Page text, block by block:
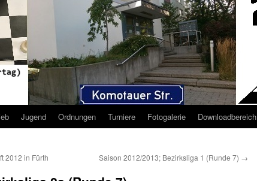
Jugend Ordnungen Turniere Fotogalerie Downloadbereich
2012 in Fürth Saison 2012/2013; Bezirksliga 1 (Runde 7) →